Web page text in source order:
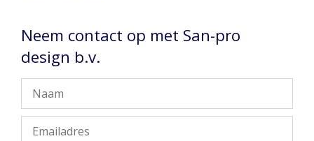
Neem contact op met San-pro
design b.v.